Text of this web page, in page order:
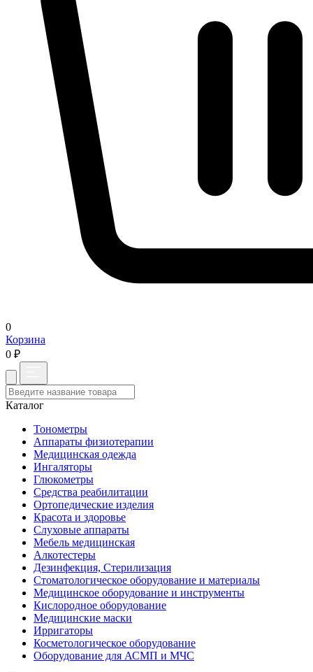
0
Корзина
0 ₽
Каталог
Тонометры
Аппараты физиотерапии
Медицинская одежда
Ингаляторы
Глюкометры
Средства реабилитации
Ортопедические изделия
Красота и здоровье
Слуховые аппараты
Мебель медицинская
Алкотестеры
Дезинфекция, Стерилизация
Стоматологическое оборудование и материалы
Медицинское оборудование и инструменты
Кислородное оборудование
Медицинские маски
Ирригаторы
Косметологическое оборудование
Оборудование для АСМП и МЧС